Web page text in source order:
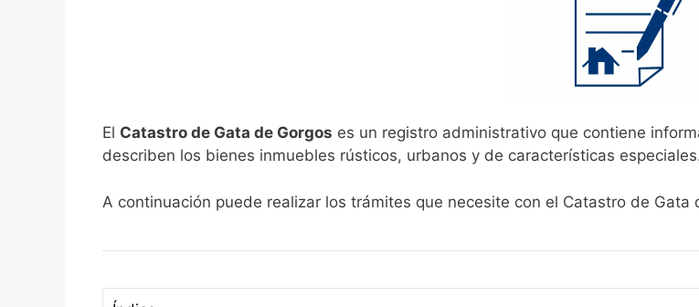
El Catastro de Gata de Gorgos es un registro administrativo que contiene
describen los bienes inmuebles rústicos, urbanos y de características
A continuación puede realizar los trámites que necesite con el Catastro de Gata